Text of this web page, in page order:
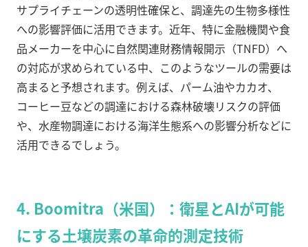
サプライチェーンの透明性確保と、調達先の生物多様性
への影響評価に活用できます。近年、特に金融機関や食
品メーカーを中心に自然関連財務情報開示（TNFD）へ
の対応が求められている中、このようなツールの需要は
高まると予想されます。例えば、パーム油やカカオ、
コーヒー豆などの調達における森林破壊リスクの評価
や、水産物調達における海洋生態系への影響分析などに
活用できるでしょう。
4. Boomitra（米国）：衛星とAIが可能
にする土壌炭素の革命的測定技術